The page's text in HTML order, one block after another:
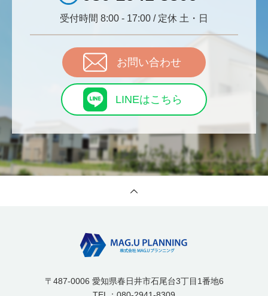
受付時間 8:00 - 17:00 / 定休 土・日
お問い合わせ
LINEはこちら
〒487-0006 愛知県春日井市石尾台3丁目1番地6